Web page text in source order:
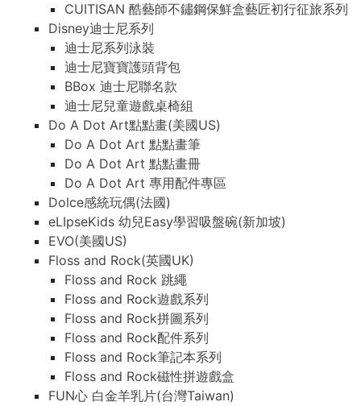
CUITISAN 酷藝師不鏽鋼保鮮盒藝匠初行征旅系列
Disney迪士尼系列
迪士尼系列泳裝
迪士尼寶寶護頭背包
BBox 迪士尼聯名款
迪士尼兒童遊戲桌椅組
Do A Dot Art點點畫(美國US)
Do A Dot Art 點點畫筆
Do A Dot Art 點點畫冊
Do A Dot Art 專用配件專區
Dolce感統玩偶(法國)
eLIpseKids 幼兒Easy學習吸盤碗(新加坡)
EVO(美國US)
Floss and Rock(英國UK)
Floss and Rock 跳繩
Floss and Rock遊戲系列
Floss and Rock拼圖系列
Floss and Rock配件系列
Floss and Rock筆記本系列
Floss and Rock磁性拼遊戲盒
FUN心 白金羊乳片(台灣Taiwan)